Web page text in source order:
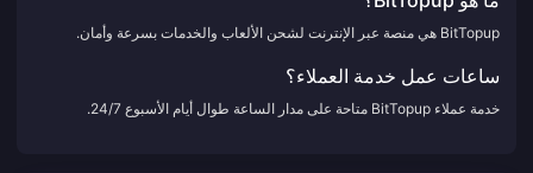
BitTopup هي منصة عبر الإنترنت لشحن الألعاب والخدمات بسرعة وأمان.
ساعات عمل خدمة العملاء؟
خدمة عملاء BitTopup متاحة على مدار الساعة طوال أيام الأسبوع 24/7.